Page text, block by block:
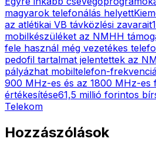
magyarok telefonálás helyett
az atlétikai VB távközlési zavarait
mobilkészüléket az NMHH
fele használ még vezetékes
pedofil tartalmat jelentettek az
pályázhat mobiltelefon-
900 MHz-es és az 1800 MHz-es
értékesítése61,5 millió forintos
Telekom
Hozzászólások